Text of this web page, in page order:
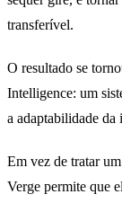
transferível.
O resultado se
Intelligence: um
a adaptabilidade da
Em vez de tratar
Verge permite que